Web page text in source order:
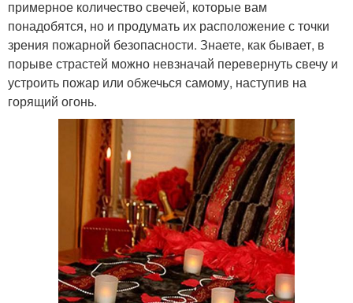
примерное количество свечей, которые вам
понадобятся, но и продумать их расположение с точки
зрения пожарной безопасности. Знаете, как бывает, в
порыве страстей можно невзначай перевернуть свечу и
устроить пожар или обжечься самому, наступив на
горящий огонь.